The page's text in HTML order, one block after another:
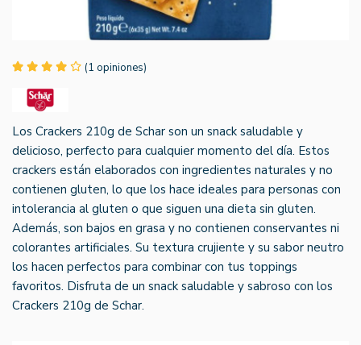
(1 opiniones)
Los Crackers 210g de Schar son un snack saludable y
delicioso, perfecto para cualquier momento del día. Estos
crackers están elaborados con ingredientes naturales y no
contienen gluten, lo que los hace ideales para personas con
intolerancia al gluten o que siguen una dieta sin gluten.
Además, son bajos en grasa y no contienen conservantes ni
colorantes artificiales. Su textura crujiente y su sabor neutro
los hacen perfectos para combinar con tus toppings
favoritos. Disfruta de un snack saludable y sabroso con los
Crackers 210g de Schar.